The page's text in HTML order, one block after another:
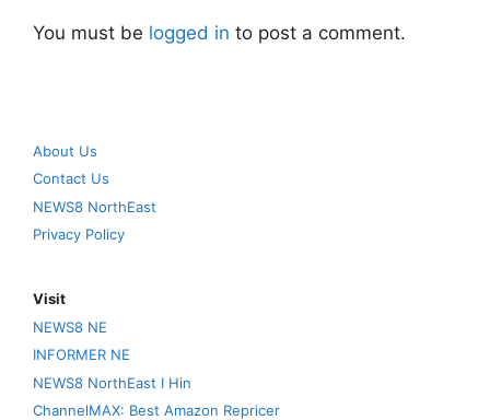
You must be logged in to post a comment.
About Us
Contact Us
NEWS8 NorthEast
Privacy Policy
Visit
NEWS8 NE
INFORMER NE
NEWS8 NorthEast I Hin
ChannelMAX: Best Amazon Repricer